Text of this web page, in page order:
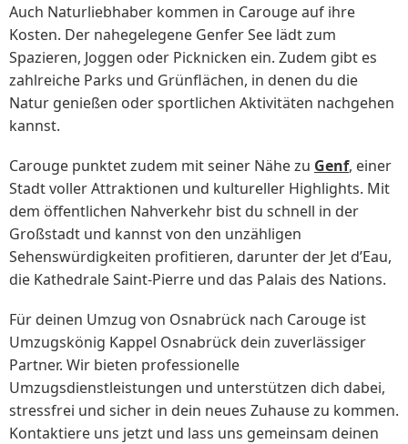
Auch Naturliebhaber kommen in Carouge auf ihre
Kosten. Der nahegelegene Genfer See lädt zum
Spazieren, Joggen oder Picknicken ein. Zudem gibt es
zahlreiche Parks und Grünflächen, in denen du die
Natur genießen oder sportlichen Aktivitäten nachgehen
kannst.
Carouge punktet zudem mit seiner Nähe zu Genf, einer
Stadt voller Attraktionen und kultureller Highlights. Mit
dem öffentlichen Nahverkehr bist du schnell in der
Großstadt und kannst von den unzähligen
Sehenswürdigkeiten profitieren, darunter der Jet d’Eau,
die Kathedrale Saint-Pierre und das Palais des Nations.
Für deinen Umzug von Osnabrück nach Carouge ist
Umzugskönig Kappel Osnabrück dein zuverlässiger
Partner. Wir bieten professionelle
Umzugsdienstleistungen und unterstützen dich dabei,
stressfrei und sicher in dein neues Zuhause zu kommen.
Kontaktiere uns jetzt und lass uns gemeinsam deinen